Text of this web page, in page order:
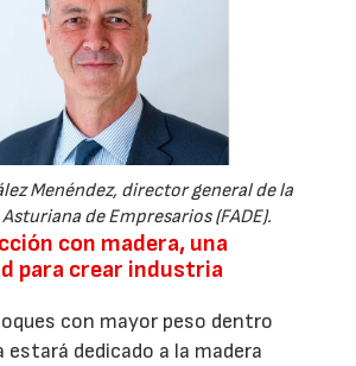
Menéndez, director general de la
de Empresarios (FADE).
con madera, una
para crear industria
con mayor peso dentro
estará dedicado a la madera